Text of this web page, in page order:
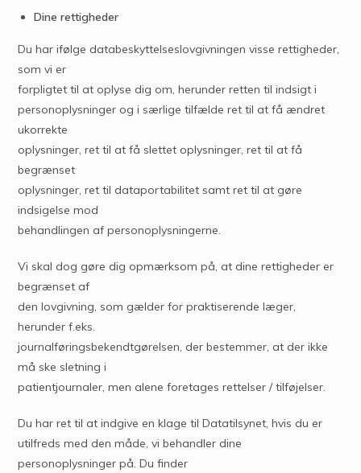
Dine rettigheder
Du har ifølge databeskyttelseslovgivningen visse rettigheder,
som vi er
forpligtet til at oplyse dig om, herunder retten til indsigt i
personoplysninger og i særlige tilfælde ret til at få ændret
ukorrekte
oplysninger, ret til at få slettet oplysninger, ret til at få
begrænset
oplysninger, ret til dataportabilitet samt ret til at gøre
indsigelse mod
behandlingen af personoplysningerne.
Vi skal dog gøre dig opmærksom på, at dine rettigheder er
begrænset af
den lovgivning, som gælder for praktiserende læger,
herunder f.eks.
journalføringsbekendtgørelsen, der bestemmer, at der ikke
må ske sletning i
patientjournaler, men alene foretages rettelser / tilføjelser.
Du har ret til at indgive en klage til Datatilsynet, hvis du er
utilfreds med den måde, vi behandler dine
personoplysninger på. Du finder